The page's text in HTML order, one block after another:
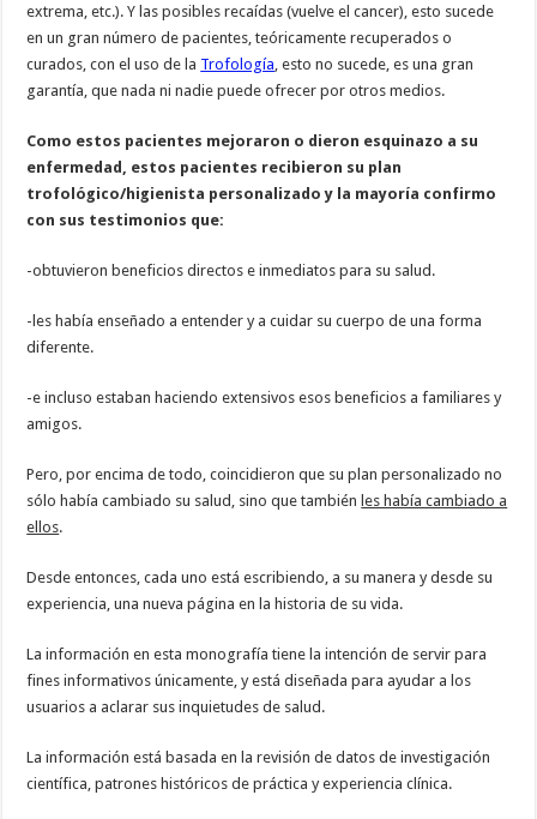
extrema, etc.). Y las posibles recaídas (vuelve el cancer), esto sucede
en un gran número de pacientes, teóricamente recuperados o
curados, con el uso de la Trofología , esto no sucede, es una gran
garantía, que nada ni nadie puede ofrecer por otros medios.
Como estos pacientes mejoraron o dieron esquinazo a su
enfermedad, estos pacientes recibieron su plan
trofológico/higienista personalizado y la mayoría confirmo
con sus testimonios que:
-obtuvieron beneficios directos e inmediatos para su salud.
-les había enseñado a entender y a cuidar su cuerpo de una forma
diferente.
-e incluso estaban haciendo extensivos esos beneficios a familiares y
amigos.
Pero, por encima de todo, coincidieron que su plan personalizado no
sólo había cambiado su salud, sino que tambiénles había cambiado a
ellos.
Desde entonces, cada uno está escribiendo, a su manera y desde su
experiencia, una nueva página en la historia de su vida.
La información en esta monografía tiene la intención de servir para
fines informativos únicamente, y está diseñada para ayudar a los
usuarios a aclarar sus inquietudes de salud.
La información está basada en la revisión de datos de investigación
científica, patrones históricos de práctica y experiencia clínica.